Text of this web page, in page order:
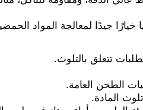
خيارًا جيدًا لمعالجة المواد
تتعلق بالتلوث.
الطحن العامة.
المادة.